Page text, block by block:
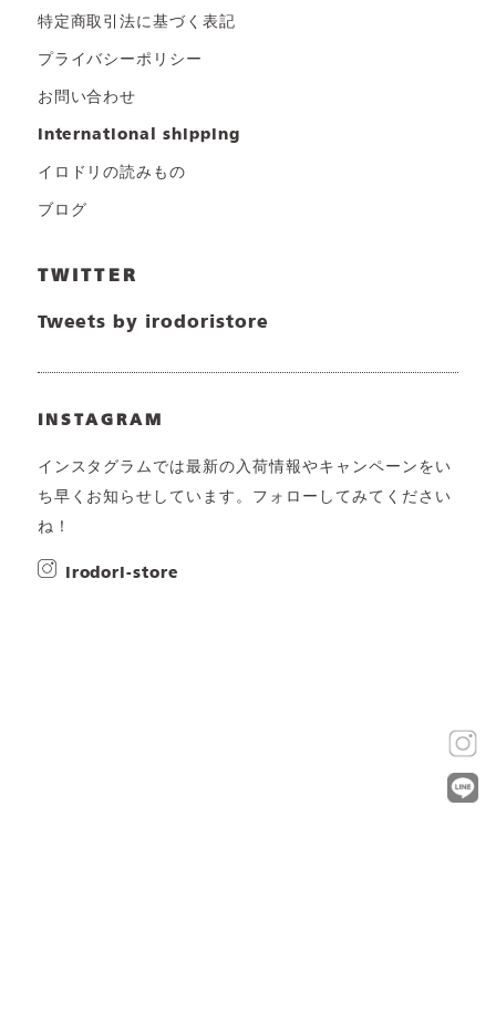
特定商取引法に基づく表記
プライバシーポリシー
お問い合わせ
international shipping
イロドリの読みもの
ブログ
TWITTER
Tweets by irodoristore
INSTAGRAM
インスタグラムでは最新の入荷情報やキャンペーンをい
ち早くお知らせしています。フォローしてみてください
ね！
irodori-store